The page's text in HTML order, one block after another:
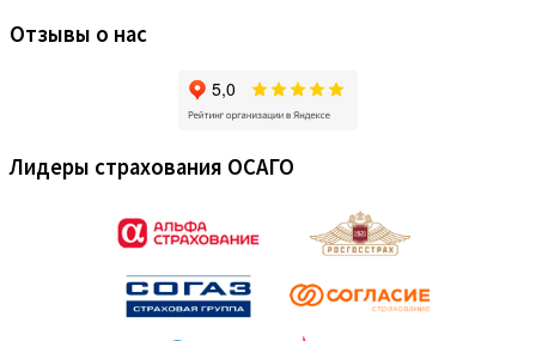
Отзывы о нас
Лидеры страхования ОСАГО